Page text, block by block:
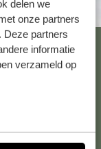
delen we
onze partners
Deze partners
informatie
verzameld op